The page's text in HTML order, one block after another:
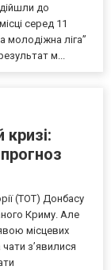
до
серед 11
молодіжна ліга”
м...
(ТОТ) Донбасу
Криму. Але
місцевих
з’явилися